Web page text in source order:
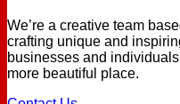
We’re a creative team
crafting unique and
businesses and
more beautiful place.